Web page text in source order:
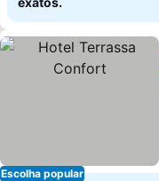
Escolha popular